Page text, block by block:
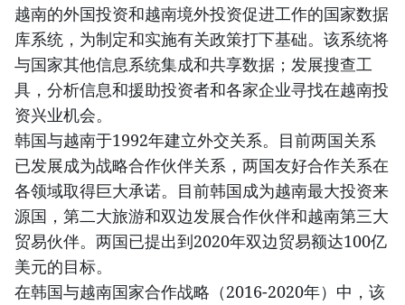
越南的外国投资和越南境外投资促进工作的国家数据
库系统，为制定和实施有关政策打下基础。该系统将
与国家其他信息系统集成和共享数据；发展搜查工
具，分析信息和援助投资者和各家企业寻找在越南投
资兴业机会。
韩国与越南于1992年建立外交关系。目前两国关系
已发展成为战略合作伙伴关系，两国友好合作关系在
各领域取得巨大承诺。目前韩国成为越南最大投资来
源国，第二大旅游和双边发展合作伙伴和越南第三大
贸易伙伴。两国已提出到2020年双边贸易额达100亿
美元的目标。
在韩国与越南国家合作战略（2016-2020年）中，该